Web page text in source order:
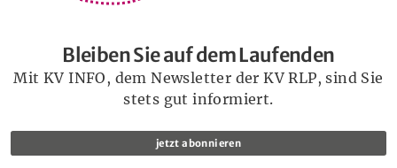
Bleiben Sie auf dem Laufenden
Mit KV INFO, dem Newsletter der KV RLP, sind Sie
stets gut informiert.
jetzt abonnieren